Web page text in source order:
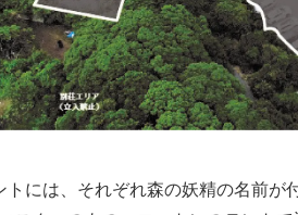
トには、それぞれ森の妖精の名前